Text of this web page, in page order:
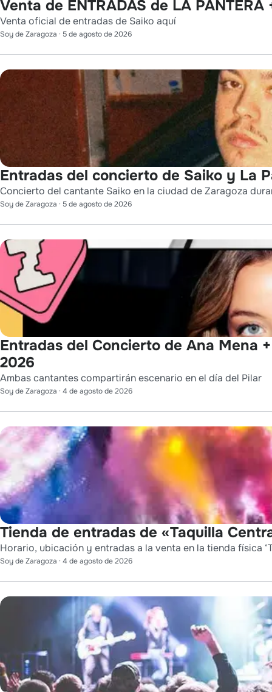
Venta de ENTRADAS de LA
Venta oficial de entradas de Saiko aquí
Soy de Zaragoza · 5 de agosto de 2026
Entradas del concierto de Saiko y La
Concierto del cantante Saiko en la ciudad de Zaragoza
Soy de Zaragoza · 5 de agosto de 2026
Entradas del Concierto de Ana Mena
2026
Ambas cantantes compartirán escenario en el día del Pilar
Soy de Zaragoza · 4 de agosto de 2026
Tienda de entradas de «Taquilla
Horario, ubicación y entradas a la venta en la tienda física
Soy de Zaragoza · 4 de agosto de 2026